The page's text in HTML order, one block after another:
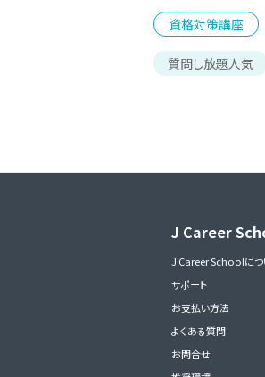
資格対策講座
質問し放題人気
J Career
J Career Schoolにつ
サポート
お支払い方法
よくある質問
お問合せ